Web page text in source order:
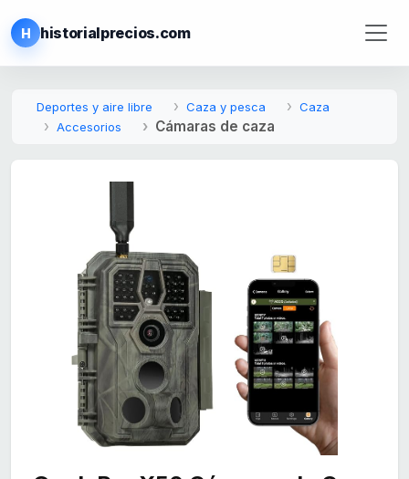
H historialprecios.com
Deportes y aire libre Caza y pesca
Caza
Accesorios
Cámaras de caza